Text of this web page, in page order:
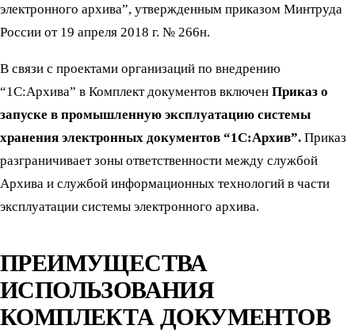
электронного архива”, утвержденным приказом Минтруда
России от 19 апреля 2018 г. № 266н.
В связи с проектами организаций по внедрению
“1С:Архива” в Комплект документов включен Приказ о
запуске в промышленную эксплуатацию системы
хранения электронных документов “1С:Архив”. Приказ
разграничивает зоны ответственности между службой
Архива и службой информационных технологий в части
эксплуатации системы электронного архива.
ПРЕИМУЩЕСТВА
ИСПОЛЬЗОВАНИЯ
КОМПЛЕКТА ДОКУМЕНТОВ